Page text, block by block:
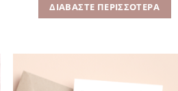
ΔΙΑΒΆΣΤΕ ΠΕΡΙΣΣΌΤΕΡΑ